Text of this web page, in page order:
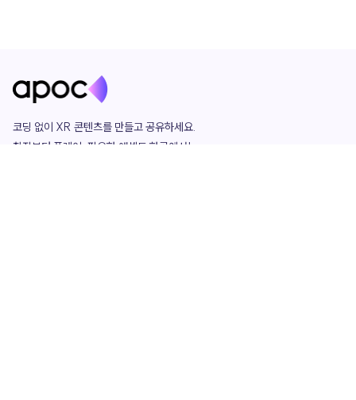
코딩 없이 XR 콘텐츠를 만들고 공유하세요.
창작부터 플레이, 필요한 애셋도 한곳에서!